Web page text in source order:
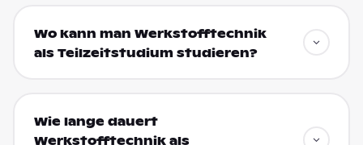
Wo kann man Werkstofftechnik
als Teilzeitstudium studieren?
Wie lange dauert
Werkstofftechnik als